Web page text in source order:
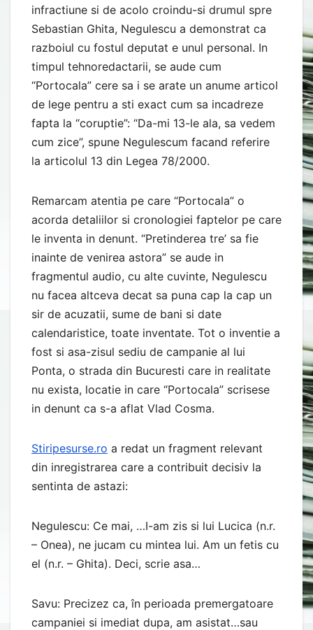
infractiune si de acolo croindu-si drumul spre
Sebastian Ghita, Negulescu a demonstrat ca
razboiul cu fostul deputat e unul personal. In
timpul tehnoredactarii, se aude cum
“Portocala” cere sa i se arate un anume articol
de lege pentru a sti exact cum sa incadreze
fapta la “coruptie”: “Da-mi 13-le ala, sa vedem
cum zice”, spune Negulescum facand referire
la articolul 13 din Legea 78/2000.
Remarcam atentia pe care “Portocala” o
acorda detaliilor si cronologiei faptelor pe care
le inventa in denunt. “Pretinderea tre’ sa fie
inainte de venirea astora” se aude in
fragmentul audio, cu alte cuvinte, Negulescu
nu facea altceva decat sa puna cap la cap un
sir de acuzatii, sume de bani si date
calendaristice, toate inventate. Tot o inventie a
fost si asa-zisul sediu de campanie al lui
Ponta, o strada din Bucuresti care in realitate
nu exista, locatie in care “Portocala” scrisese
in denunt ca s-a aflat Vlad Cosma.
Stiripesurse.ro a redat un fragment relevant
din inregistrarea care a contribuit decisiv la
sentinta de astazi:
Negulescu: Ce mai, …I-am zis si lui Lucica (n.r.
– Onea), ne jucam cu mintea lui. Am un fetis cu
el (n.r. – Ghita). Deci, scrie asa…
Savu: Precizez ca, în perioada premergatoare
campaniei si imediat dupa, am asistat…sau